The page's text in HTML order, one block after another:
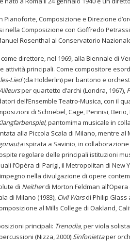
Pianoforte, Composizione e Direzione
Composizione con Goffredo Petrassi
Rosenthal al Conservatorio
direttore, nel 1969, alla Biennale di
attività principali. Come compositore
Lied(da Hölderlin) per baritono e
per quartetto d’archi (Londra, 1967),
dell’Ensemble Teatro-Musica, con il
di Schnebel, Cage, Pennisi,
, pantomima musicale in
alla Piccola Scala di Milano, mentre al
ispirata a Savinio, in collaborazione
ospite regolare delle principali istituzioni
l’Opéra di Parigi, il Metropolitan di New
nella divulgazione di opere
di Neitherdi Morton Feldman all’Opera
di Milano (1983), Civil Warsdi Philip Glass
al Mills College di Oakland,
principali: Trenodia, per viola
(Nizza, 2000)Sinfoniettaper